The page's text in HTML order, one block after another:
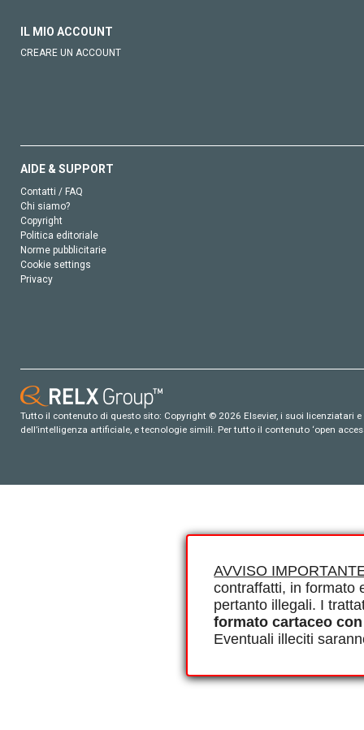
AVVISO
contraffatti, in formato
pertanto illegali. I
formato cartaceo
Eventuali illeciti
IL MIO ACCOUNT
CREARE UN ACCOUNT
AIDE & SUPPORT
Contatti / FAQ
Chi siamo?
Copyright
Politica editoriale
Norme pubblicitarie
Cookie settings
Privacy
Tutto il contenuto di questo sito: Copyright © 2026 Elsevier, i suoi
dell’intelligenza artificiale, e tecnologie simili. Per tutto il contenuto ‘open